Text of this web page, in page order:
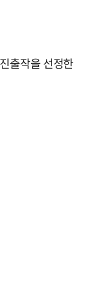
출작을 선정한